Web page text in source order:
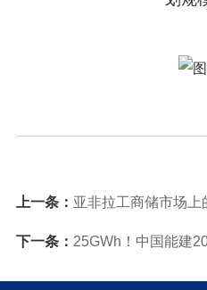
上一条： 亚非拉工商储市场上
下一条： 25GWh！中国能建2025